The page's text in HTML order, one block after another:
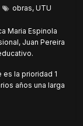
obras,UTU
Maria Espinola
Juan Pereira
es la prioridad 1
años una larga